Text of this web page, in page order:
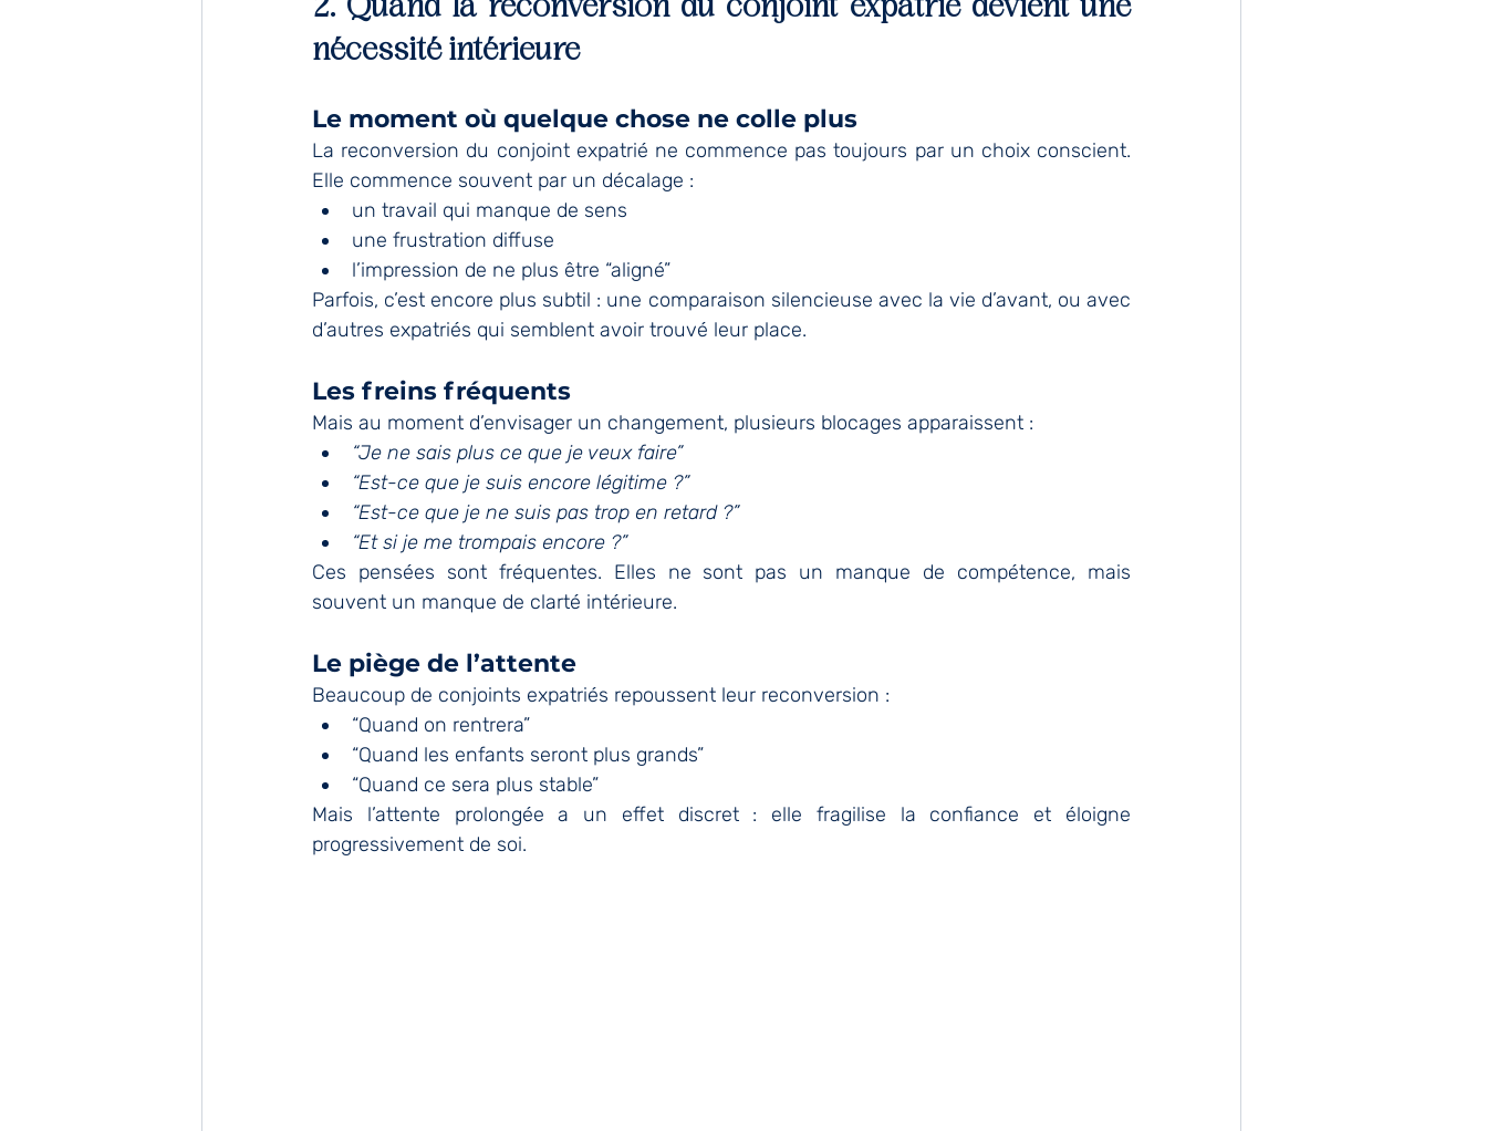
2. Quand la reconversion du conjoint expatrié devient une
nécessité intérieure
Le moment où quelque chose ne colle plus
La reconversion du conjoint expatrié ne commence pas toujours par un choix conscient.
Elle commence souvent par un décalage :
un travail qui manque de sens
une frustration diffuse
l’impression de ne plus être “aligné”
Parfois, c’est encore plus subtil : une comparaison silencieuse avec la vie d’avant, ou avec
d’autres expatriés qui semblent avoir trouvé leur place.
Les freins fréquents
Mais au moment d’envisager un changement, plusieurs blocages apparaissent :
“Je ne sais plus ce que je veux faire”
“Est-ce que je suis encore légitime ?”
“Est-ce que je ne suis pas trop en retard ?”
“Et si je me trompais encore ?”
Ces pensées sont fréquentes. Elles ne sont pas un manque de compétence, mais
souvent un manque de clarté intérieure.
Le piège de l’attente
Beaucoup de conjoints expatriés repoussent leur reconversion :
“Quand on rentrera”
“Quand les enfants seront plus grands”
“Quand ce sera plus stable”
Mais l’attente prolongée a un effet discret : elle fragilise la confiance et éloigne
progressivement de soi.